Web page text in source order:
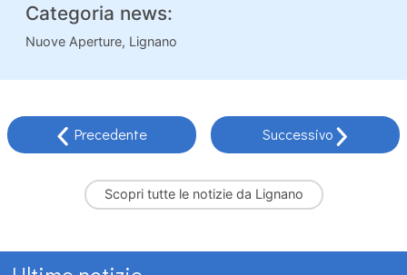
Categoria news:
Nuove Aperture, Lignano
Precedente Successivo
Scopri tutte le notizie da Lignano